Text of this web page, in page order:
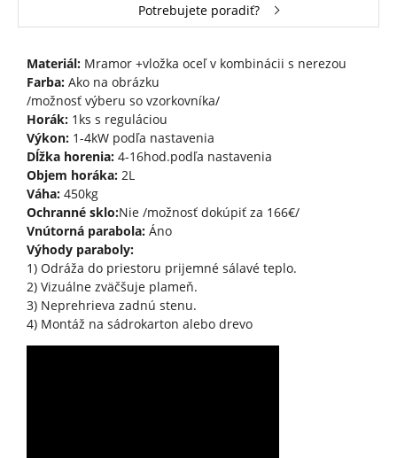
Potrebujete poradiť?
Materiál: Mramor +vložka oceľ v kombinácii s nerezou
Farba:Ako na obrázku
/možnosť výberu so vzorkovníka/
Horák: 1ks s reguláciou
Výkon: 1-4kW podľa nastavenia
Dĺžka horenia:4-16hod.podľa nastavenia
Objem horáka:2L
Váha:450kg
Ochranné sklo:Nie /možnosť dokúpiť za 166€/
Vnútorná parabola:Áno
Výhody paraboly:
1) Odráža do priestoru prijemné sálavé teplo.
2) Vizuálne zväčšuje plameň.
3) Neprehrieva zadnú stenu.
4) Montáž na sádrokarton alebo drevo